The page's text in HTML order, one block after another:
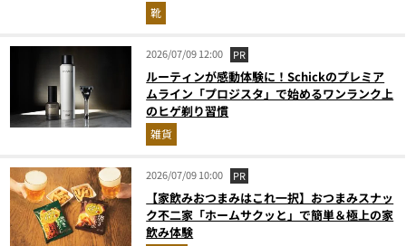
靴
2026/07/09 12:00 PR
ルーティンが感動体験に！Schickのプレミア
ムライン「プロジスタ」で始めるワンランク上
のヒゲ剃り習慣
雑貨
2026/07/09 10:00 PR
【家飲みおつまみはこれ一択】おつまみスナッ
ク不二家「ホームサクッと」で簡単＆極上の家
飲み体験